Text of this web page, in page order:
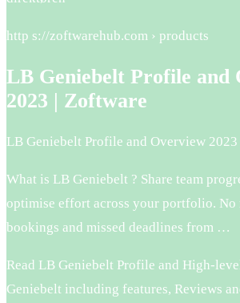
http s://zoftwarehub.com › products
LB Geniebelt Profile and
2023 | Zoftware
LB Geniebelt Profile and Overview 2023
What is LB Geniebelt ? Share team
optimise effort across your portfolio. No
bookings and missed deadlines from …
Read LB Geniebelt Profile and High-
Geniebelt including features, Reviews